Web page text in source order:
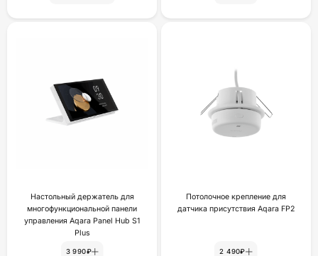
Настольный держатель для
многофункциональной панели
управления Aqara Panel Hub S1
Plus
3 990₽
Потолочное крепление для
датчика присутствия Aqara FP2
2 490₽